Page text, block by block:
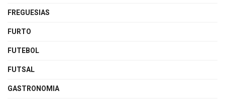
FREGUESIAS
FURTO
FUTEBOL
FUTSAL
GASTRONOMIA